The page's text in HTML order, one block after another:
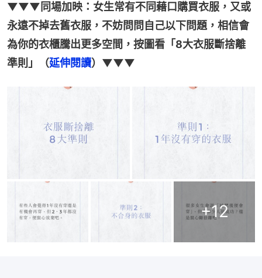
▼▼▼同場加映：女生常有不同藉口購買衣服，又或
永遠不掉去舊衣服，不妨問問自己以下問題，相信會
為你的衣櫃騰出更多空間，按圖看「8大衣服斷捨離
準則」（延伸閱讀）▼▼▼
+12